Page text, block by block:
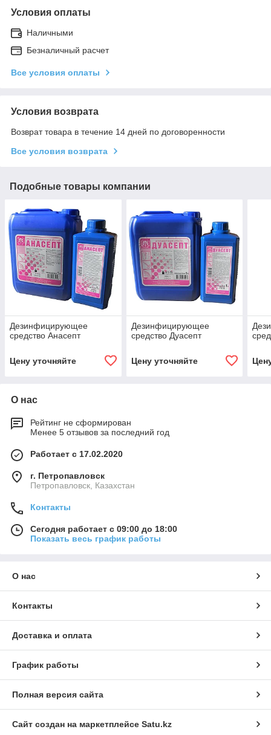
Условия оплаты
Наличными
Безналичный расчет
Все условия оплаты
Условия возврата
Возврат товара в течение 14 дней по договоренности
Все условия возврата
Подобные товары компании
Дезинфицирующее
средство Анасепт
Цену уточняйте
Дезинфицирующее
средство Дуасепт
Цену уточняйте
О нас
Рейтинг не сформирован
Менее 5 отзывов за последний год
Работает с 17.02.2020
г. Петропавловск
Петропавловск, Казахстан
Контакты
Сегодня работает с 09:00 до 18:00
Показать весь график работы
О нас
Контакты
Доставка и оплата
График работы
Полная версия сайта
Сайт создан на маркетплейсе Satu.kz